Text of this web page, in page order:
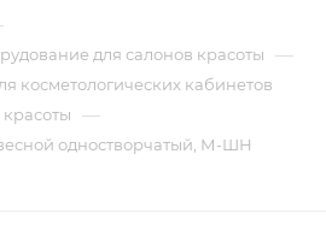
для салонов красоты —
косметологических кабинетов
—
одностворчатый, М-ШН